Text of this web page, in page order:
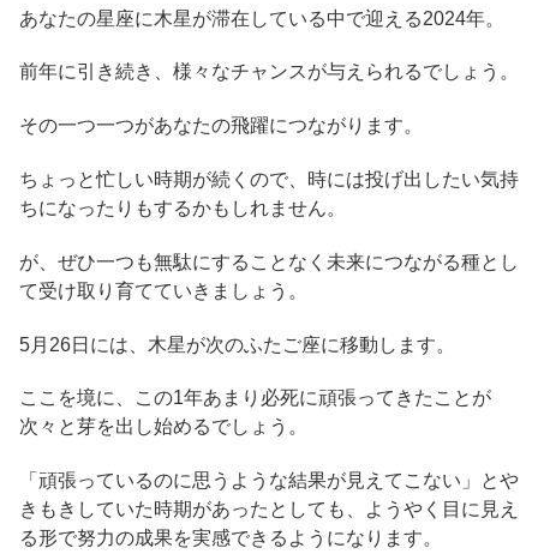
あなたの星座に木星が滞在している中で迎える2024年。
前年に引き続き、様々なチャンスが与えられるでしょう。
その一つ一つがあなたの飛躍につながります。
ちょっと忙しい時期が続くので、時には投げ出したい気持
ちになったりもするかもしれません。
が、ぜひ一つも無駄にすることなく未来につながる種とし
て受け取り育てていきましょう。
5月26日には、木星が次のふたご座に移動します。
ここを境に、この1年あまり必死に頑張ってきたことが
次々と芽を出し始めるでしょう。
「頑張っているのに思うような結果が見えてこない」とや
きもきしていた時期があったとしても、ようやく目に見え
る形で努力の成果を実感できるようになります。